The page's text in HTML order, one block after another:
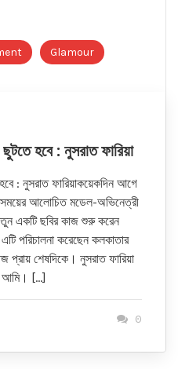
Glamour
হবে : নুসরাত ফারিয়া
: নুসরাত ফারিয়াকয়েকদিন আগে
সময়ের আলোচিত মডেল-অভিনেত্রী
একটি ছবির কাজ শুরু করেন
পরিচালনা করেছেন কলকাতার
প্রায় শেষদিকে। নুসরাত ফারিয়া
আমি। […]
0